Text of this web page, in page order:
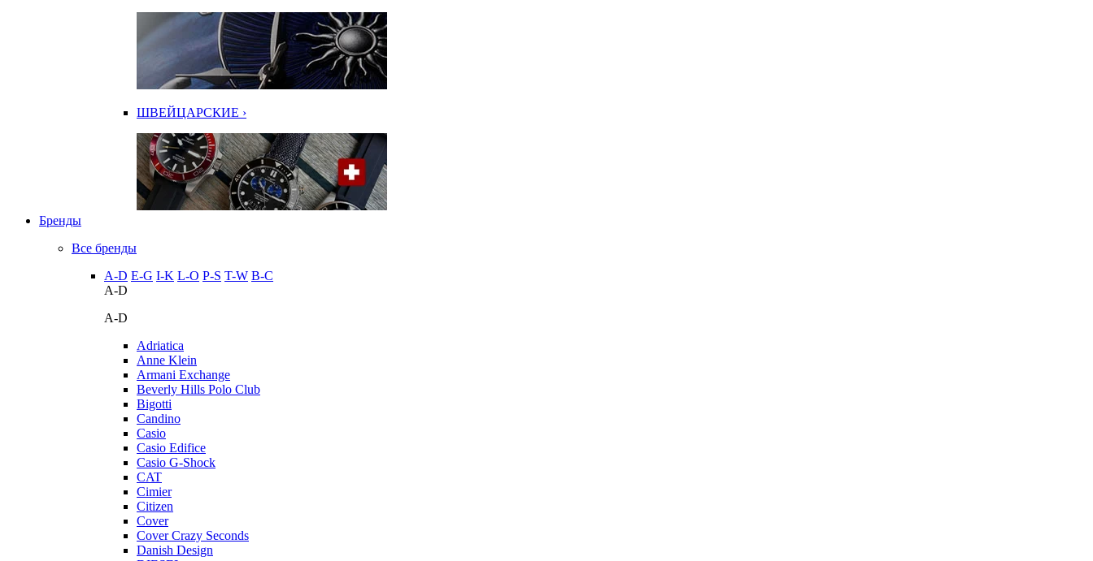
ШВЕЙЦАРСКИЕ ›
Бренды
Все бренды
A-D E-G I-K L-O P-S T-W В-С
A-D
A-D
Adriatica
Anne Klein
Armani Exchange
Beverly Hills Polo Club
Bigotti
Candino
Casio
Casio Edifice
Casio G-Shock
CAT
Cimier
Citizen
Cover
Cover Crazy Seconds
Danish Design